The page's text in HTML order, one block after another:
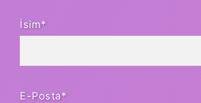
İsim*
E-Posta*